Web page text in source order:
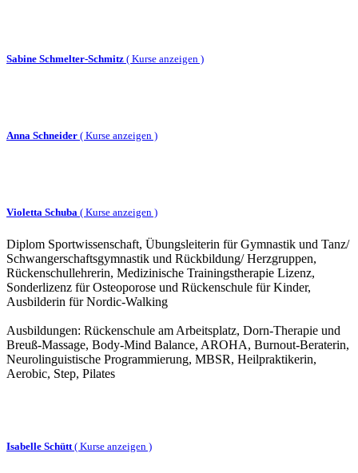
Sabine Schmelter-Schmitz ( Kurse anzeigen )
Anna Schneider ( Kurse anzeigen )
Violetta Schuba ( Kurse anzeigen )
Diplom Sportwissenschaft, Übungsleiterin für Gymnastik und Tanz/
Schwangerschaftsgymnastik und Rückbildung/ Herzgruppen,
Rückenschullehrerin, Medizinische Trainingstherapie Lizenz,
Sonderlizenz für Osteoporose und Rückenschule für Kinder,
Ausbilderin für Nordic-Walking
Ausbildungen: Rückenschule am Arbeitsplatz, Dorn-Therapie und
Breuß-Massage, Body-Mind Balance, AROHA, Burnout-Beraterin,
Neurolinguistische Programmierung, MBSR, Heilpraktikerin,
Aerobic, Step, Pilates
Isabelle Schütt ( Kurse anzeigen )